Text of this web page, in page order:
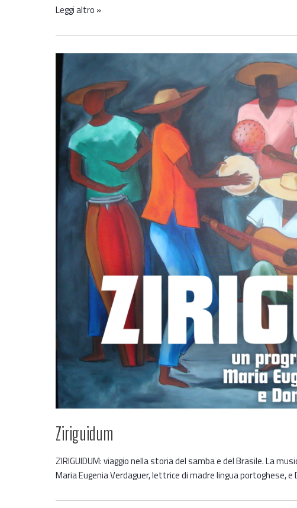
Leggi altro »
Ziriguidum
ZIRIGUIDUM: viaggio nella storia del samba e del Brasile. La
Maria Eugenia Verdaguer, lettrice di madre lingua portoghese,